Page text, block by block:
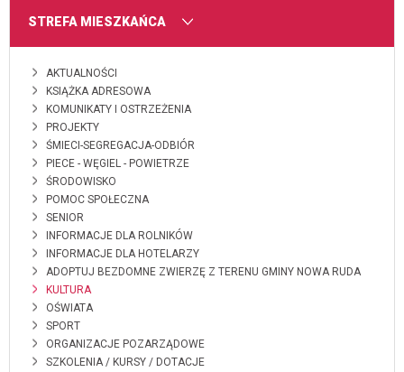
MENU
STREFA MIESZKAŃCA
AKTUALNOŚCI
KSIĄŻKA ADRESOWA
KOMUNIKATY I OSTRZEŻENIA
PROJEKTY
ŚMIECI-SEGREGACJA-ODBIÓR
PIECE - WĘGIEL - POWIETRZE
ŚRODOWISKO
POMOC SPOŁECZNA
SENIOR
INFORMACJE DLA ROLNIKÓW
INFORMACJE DLA HOTELARZY
ADOPTUJ BEZDOMNE ZWIERZĘ Z TERENU GMINY NOWA RUDA
KULTURA
OŚWIATA
SPORT
ORGANIZACJE POZARZĄDOWE
SZKOLENIA / KURSY / DOTACJE